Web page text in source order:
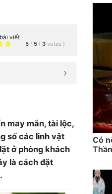
viết
5 / 5 ( 3 votes )
may mắn, tài lộc,
số các linh vật
ở phòng khách
là cách đặt
Có